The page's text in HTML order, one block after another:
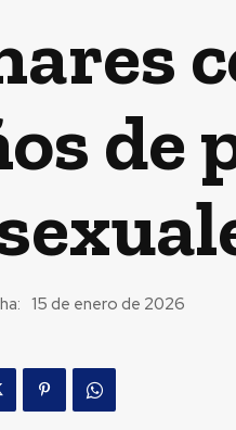
de
15 de enero de 2026